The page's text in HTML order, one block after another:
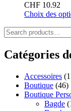
CHF 10.92
Choix des
Catégories
Accessoires
Boutique (46)
Boutique
Bagde